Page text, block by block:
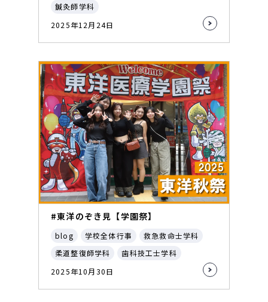
鍼灸師学科
2025年12月24日
#東洋のぞき見【学園祭】
blog 学校全体行事
救急救命士学科
柔道整復師学科
歯科技工士学科
2025年10月30日